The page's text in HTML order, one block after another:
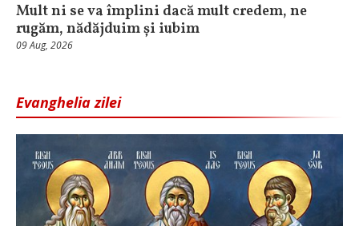
Mult ni se va împlini dacă mult credem, ne
rugăm, nădăjduim și iubim
09 Aug, 2026
Evanghelia zilei